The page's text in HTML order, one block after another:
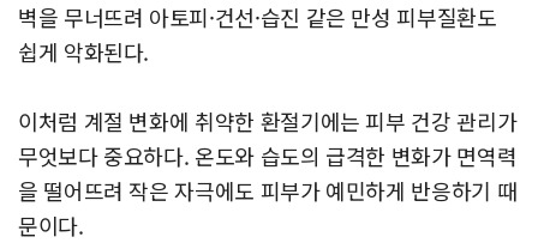
벽을 무너뜨려 아토피·건선·습진 같은 만성 피부질환도
쉽게 악화된다.
이처럼 계절 변화에 취약한 환절기에는 피부 건강 관리가
무엇보다 중요하다. 온도와 습도의 급격한 변화가 면역력
을 떨어뜨려 작은 자극에도 피부가 예민하게 반응하기 때
문이다.